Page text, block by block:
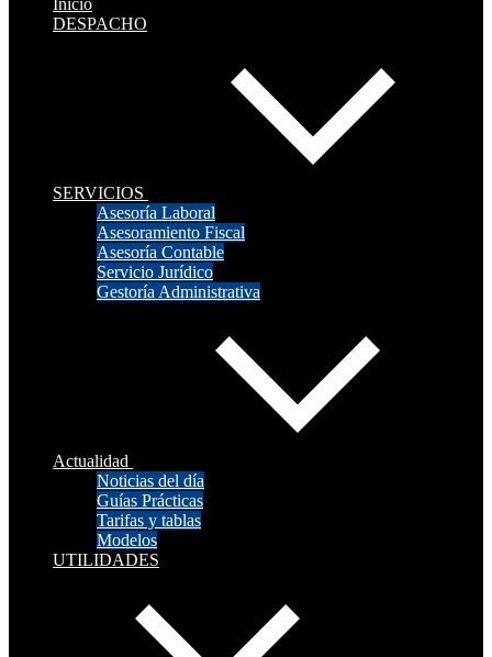
Inicio
DESPACHO
SERVICIOS
Asesoría Laboral
Asesoramiento Fiscal
Asesoría Contable
Servicio Jurídico
Gestoría Administrativa
Actualidad
Noticias del día
Guías Prácticas
Tarifas y tablas
Modelos
UTILIDADES